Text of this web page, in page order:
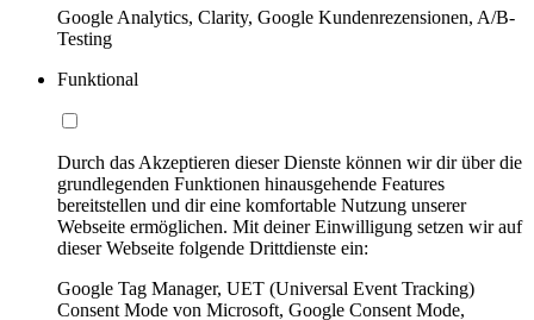
Google Analytics, Clarity, Google Kundenrezensionen, A/B-
Testing
Funktional
Durch das Akzeptieren dieser Dienste können wir dir über die
grundlegenden Funktionen hinausgehende Features
bereitstellen und dir eine komfortable Nutzung unserer
Webseite ermöglichen. Mit deiner Einwilligung setzen wir auf
dieser Webseite folgende Drittdienste ein:
Google Tag Manager, UET (Universal Event Tracking)
Consent Mode von Microsoft, Google Consent Mode,